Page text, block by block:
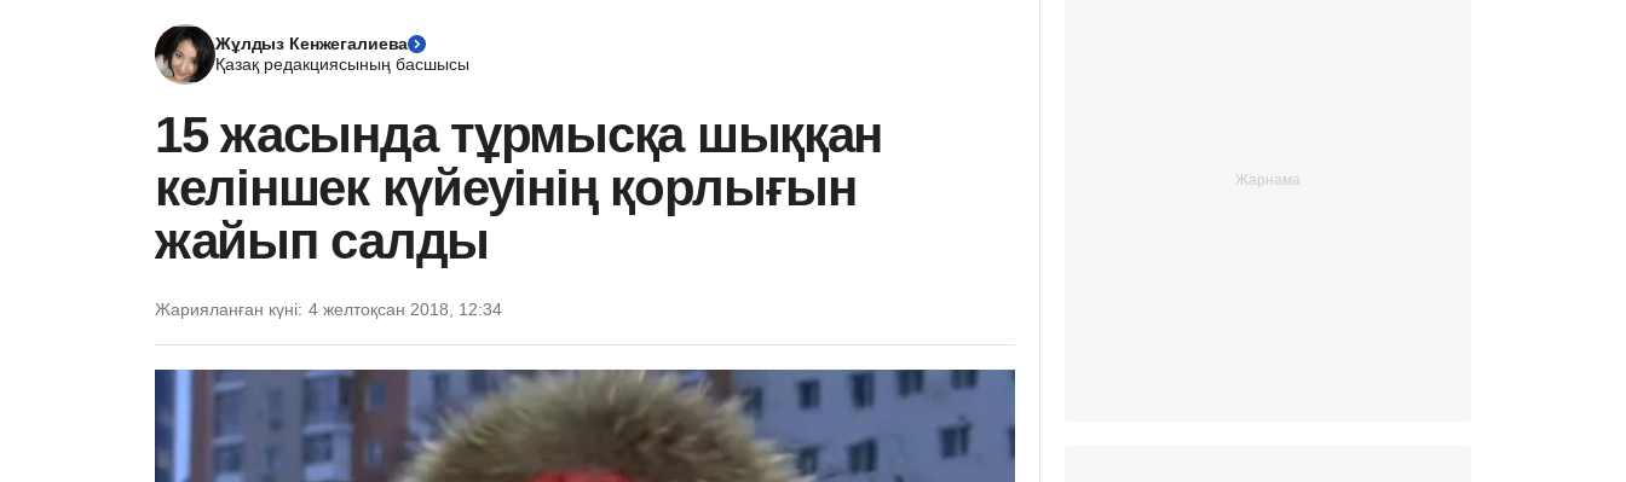
Жұлдыз Кенжегалиева
Қазақ редакциясының басшысы
15 жасында тұрмысқа шыққан
келіншек күйеуінің қорлығын
жайып салды
Жарияланған күні: 4 желтоқсан 2018, 12:34